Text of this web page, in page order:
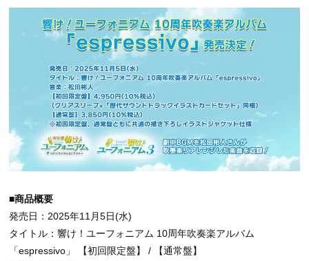
■商品概要
発売日：2025年11月5日(水)
タイトル：響け！ユーフォニアム 10周年吹奏楽アルバム
「espressivo」 【初回限定盤】 / 【通常盤】